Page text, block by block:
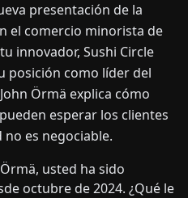
presentación de la
el comercio minorista de
innovador, Sushi Circle
posición como líder del
Örmä explica cómo
esperar los clientes
es negociable.
usted ha sido
octubre de 2024. ¿Qué le